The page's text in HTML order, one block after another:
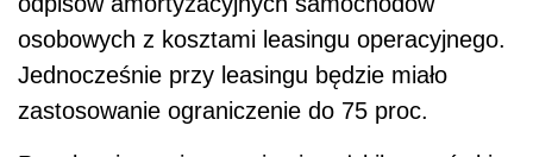
osobowych z kosztami leasingu operacyjnego.
Jednocześnie przy leasingu będzie miało
zastosowanie ograniczenie do 75 proc.